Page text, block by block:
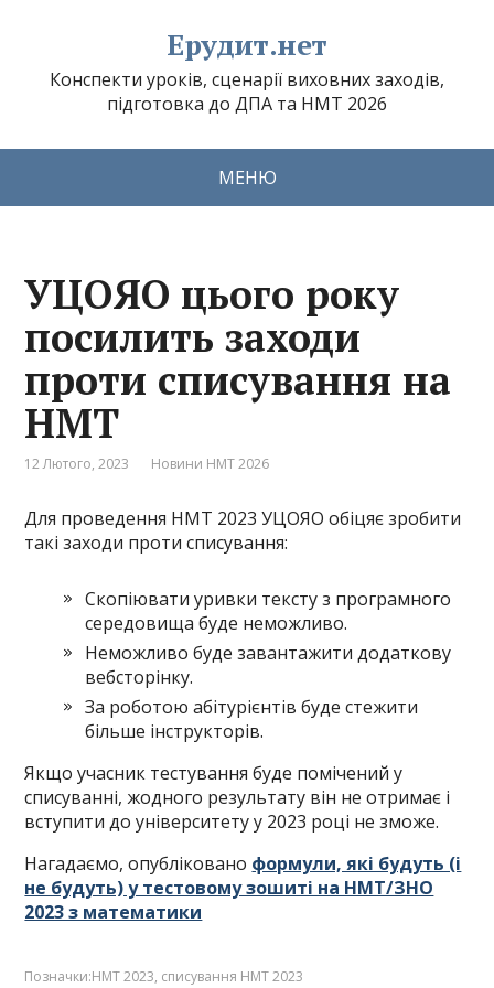
Ерудит.нет
Конспекти уроків, сценарії виховних заходів,
підготовка до ДПА та НМТ 2026
МЕНЮ
УЦОЯО цього року
посилить заходи
проти списування на
НМТ
12 Лютого, 2023 Новини НМТ 2026
Для проведення НМТ 2023 УЦОЯО обіцяє зробити
такі заходи проти списування:
Скопіювати уривки тексту з програмного
середовища буде неможливо.
Неможливо буде завантажити додаткову
вебсторінку.
За роботою абітурієнтів буде стежити
більше інструкторів.
Якщо учасник тестування буде помічений у
списуванні, жодного результату він не отримає і
вступити до університету у 2023 році не зможе.
Нагадаємо, опубліковано формули, які будуть (і
не будуть) у тестовому зошиті на НМТ/ЗНО
2023 з математики
Позначки:НМТ 2023, списування НМТ 2023